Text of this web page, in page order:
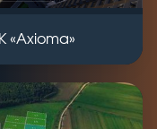
«Axioma»